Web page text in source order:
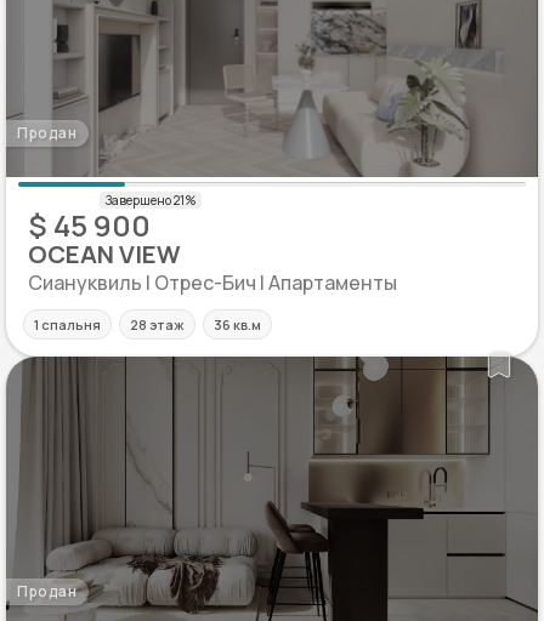
Продан
$ 45 900
OCEAN VIEW
Сиануквиль | Отрес-Бич | Апартаменты
1 спальня 28 этаж 36 кв.м
Продан